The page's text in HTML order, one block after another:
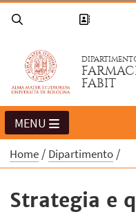
FABIT
MENU
Home Dipartimento
Strategia e